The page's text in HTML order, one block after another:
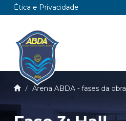
Ética e Privacidade
Arena ABDA - fases da obra